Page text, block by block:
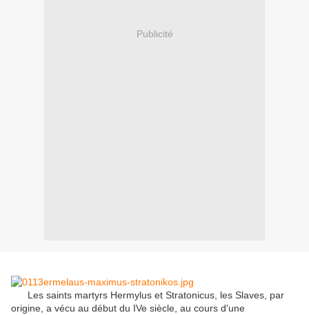
Publicité
Les saints martyrs Hermylus et Stratonicus , les Slaves , par
origine , a vécu au début du IVe siècle, au cours d'une